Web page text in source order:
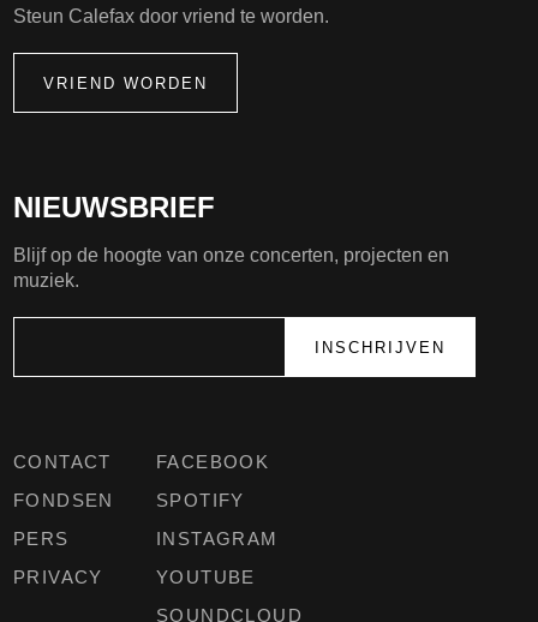
CONTACT
FONDSEN
PERS
PRIVACY
FACEBOOK
SPOTIFY
INSTAGRAM
YOUTUBE
SOUNDCLOUD
NIEUWSBRIEF
Blijf op de hoogte van onze concerten, projecten en
muziek.
Steun Calefax door vriend te worden.
VRIEND WORDEN